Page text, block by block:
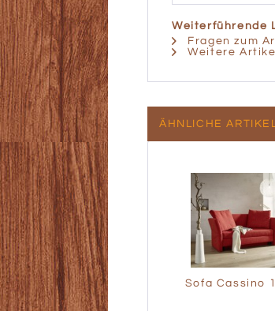
Weiterführende
Fragen zum
Weitere
ÄHNLICHE
Sofa Cassino